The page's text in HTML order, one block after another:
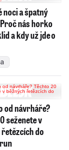
noci a špatný
nás horko
a kdy už jde o
od návrháře?
seženete v
do